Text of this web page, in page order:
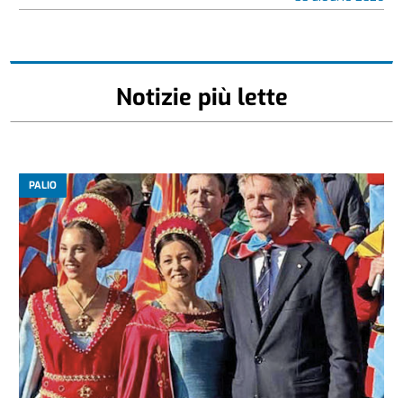
Notizie più lette
PALIO